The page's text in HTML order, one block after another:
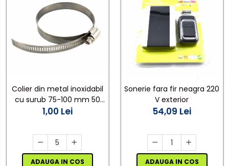
Colier din metal inoxidabil
cu surub 75-100 mm 50
bucati/set
1,00 Lei
ADAUGA IN COS
Sonerie fara fir neagra 220
V exterior
54,09 Lei
ADAUGA IN COS